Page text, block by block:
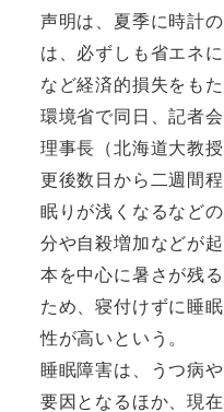
声明は、夏季に時計
は、必ずしも省エネ
など経済的損失をも
環境省で同日、記者
理事長（北海道大教
更後数日から二週間
眠りが浅くなるなど
分や自殺増加などが
本を中心に暑さが残
ため、寝付けずに睡
性が高いという。
睡眠障害は、うつ病
要因となるほか、現